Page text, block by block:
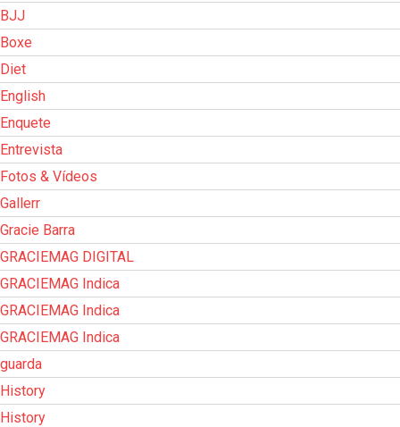
BJJ
Boxe
Diet
English
Enquete
Entrevista
Fotos & Vídeos
Gallerr
Gracie Barra
GRACIEMAG DIGITAL
GRACIEMAG Indica
GRACIEMAG Indica
GRACIEMAG Indica
guarda
History
History